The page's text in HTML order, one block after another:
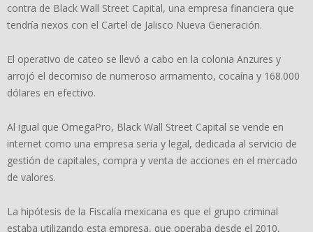
contra de Black Wall Street Capital, una empresa financiera que
tendría nexos con el Cartel de Jalisco Nueva Generación.
El operativo de cateo se llevó a cabo en la colonia Anzures y
arrojó el decomiso de numeroso armamento, cocaína y 168.000
dólares en efectivo.
Al igual que OmegaPro, Black Wall Street Capital se vende en
internet como una empresa seria y legal, dedicada al servicio de
gestión de capitales, compra y venta de acciones en el mercado
de valores.
La hipótesis de la Fiscalía mexicana es que el grupo criminal
estaba utilizando esta empresa, que operaba desde el 2010,